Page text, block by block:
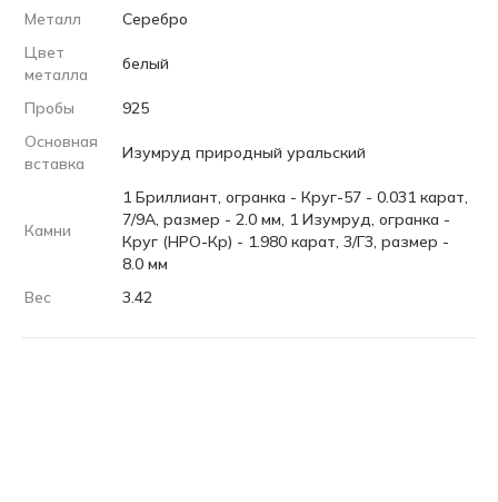
Металл
Серебро
Цвет
металла
белый
Пробы
925
Основная
вставка
Изумруд природный уральский
Камни
1 Бриллиант, огранка - Круг-57 - 0.031 карат,
7/9А, размер - 2.0 мм, 1 Изумруд, огранка -
Круг (НРО-Кр) - 1.980 карат, 3/Г3, размер -
8.0 мм
Вес
3.42